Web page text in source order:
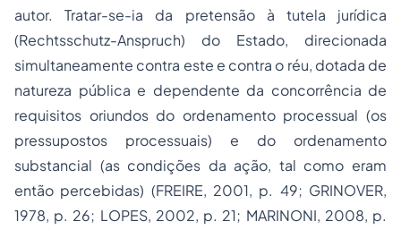
autor. Tratar-se-ia da pretensão à tutela jurídica
(Rechtsschutz-Anspruch) do Estado, direcionada
simultaneamente contra este e contra o réu, dotada de
natureza pública e dependente da concorrência de
requisitos oriundos do ordenamento processual (os
pressupostos processuais) e do ordenamento
substancial (as condições da ação, tal como eram
então percebidas) (FREIRE, 2001, p. 49; GRINOVER,
1978, p. 26; LOPES, 2002, p. 21; MARINONI, 2008, p.